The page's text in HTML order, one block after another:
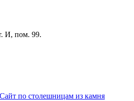
И, пом. 99.
Сайт по столешницам из камня